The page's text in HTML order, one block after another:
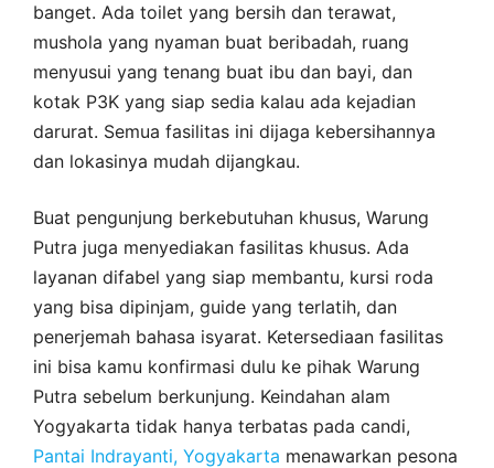
banget. Ada toilet yang bersih dan terawat,
mushola yang nyaman buat beribadah, ruang
menyusui yang tenang buat ibu dan bayi, dan
kotak P3K yang siap sedia kalau ada kejadian
darurat. Semua fasilitas ini dijaga kebersihannya
dan lokasinya mudah dijangkau.
Buat pengunjung berkebutuhan khusus, Warung
Putra juga menyediakan fasilitas khusus. Ada
layanan difabel yang siap membantu, kursi roda
yang bisa dipinjam, guide yang terlatih, dan
penerjemah bahasa isyarat. Ketersediaan fasilitas
ini bisa kamu konfirmasi dulu ke pihak Warung
Putra sebelum berkunjung. Keindahan alam
Yogyakarta tidak hanya terbatas pada candi,
Pantai Indrayanti, Yogyakarta menawarkan pesona